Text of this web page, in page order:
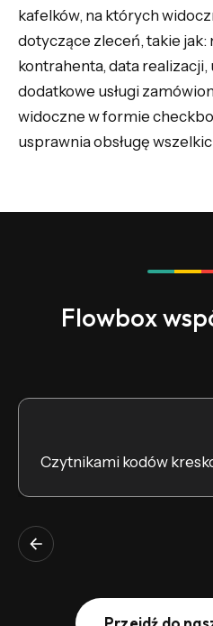
kafelków, na których
dotyczące zleceń, takie jak:
kontrahenta, data realizacji,
dodatkowe usługi
widoczne w formie
usprawnia obsługę
Flowbox
Czytnikami kodów